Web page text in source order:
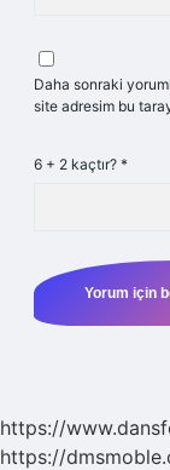
Daha sonraki
site adresim bu
6 + 2 kaçtır? *
https://
https://